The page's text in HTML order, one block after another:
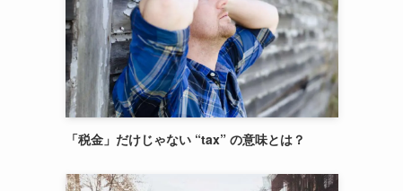
「税金」だけじゃない “tax” の意味とは？